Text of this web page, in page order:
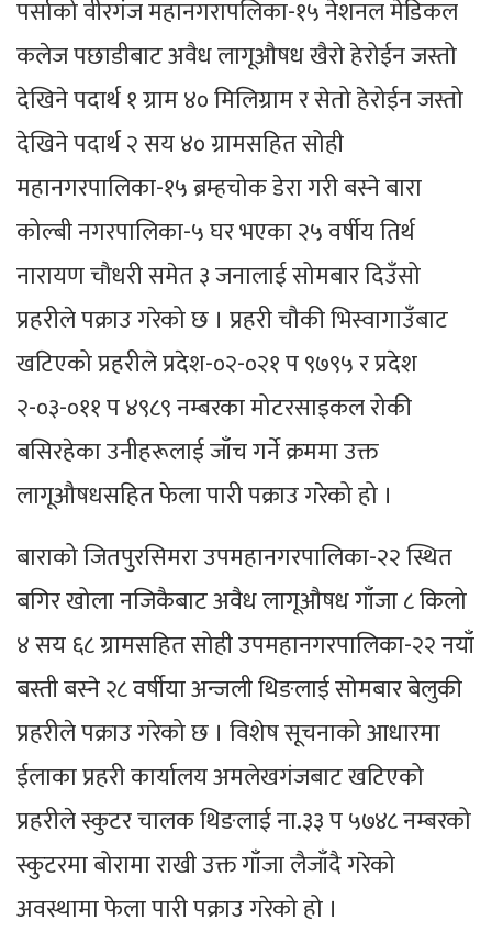
पर्साको वीरगंज महानगरापलिका-१५ नेशनल मेडिकल
कलेज पछाडीबाट अवैध लागूऔषध खैरो हेरोईन जस्तो
देखिने पदार्थ १ ग्राम ४० मिलिग्राम र सेतो हेरोईन जस्तो
देखिने पदार्थ २ सय ४० ग्रामसहित सोही
महानगरपालिका-१५ ब्रम्हचोक डेरा गरी बस्ने बारा
कोल्बी नगरपालिका-५ घर भएका २५ वर्षीय तिर्थ
नारायण चौधरी समेत ३ जनालाई सोमबार दिउँसो
प्रहरीले पक्राउ गरेको छ । प्रहरी चौकी भिस्वागाउँबाट
खटिएको प्रहरीले प्रदेश-०२-०२१ प ९७९५ र प्रदेश
२-०३-०११ प ४९८९ नम्बरका मोटरसाइकल रोकी
बसिरहेका उनीहरूलाई जाँच गर्ने क्रममा उक्त
लागूऔषधसहित फेला पारी पक्राउ गरेको हो ।
बाराको जितपुरसिमरा उपमहानगरपालिका-२२ स्थित
बगिर खोला नजिकैबाट अवैध लागूऔषध गाँजा ८ किलो
४ सय ६८ ग्रामसहित सोही उपमहानगरपालिका-२२ नयाँ
बस्ती बस्ने २८ वर्षीया अन्जली थिङलाई सोमबार बेलुकी
प्रहरीले पक्राउ गरेको छ । विशेष सूचनाको आधारमा
ईलाका प्रहरी कार्यालय अमलेखगंजबाट खटिएको
प्रहरीले स्कुटर चालक थिङलाई ना.३३ प ५७४८ नम्बरको
स्कुटरमा बोरामा राखी उक्त गाँजा लैजाँदै गरेको
अवस्थामा फेला पारी पक्राउ गरेको हो ।